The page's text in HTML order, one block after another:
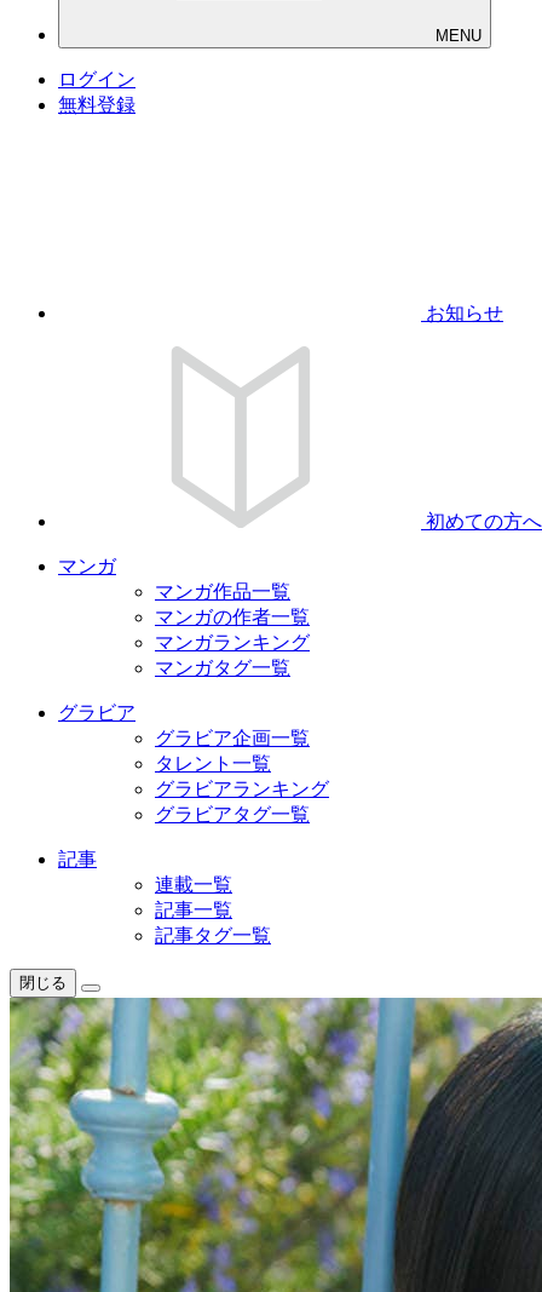
MENU
ログイン
無料登録
お知らせ
初めての方へ
マンガ
マンガ作品一覧
マンガの作者一覧
マンガランキング
マンガタグ一覧
グラビア
グラビア企画一覧
タレント一覧
グラビアランキング
グラビアタグ一覧
記事
連載一覧
記事一覧
記事タグ一覧
閉じる